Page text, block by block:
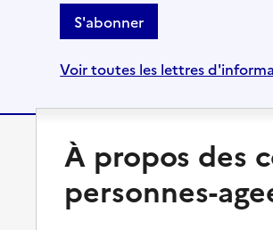
S'abonner
Voir toutes les lettres
Préserver son autonomie
Perte d'autonomie : évaluation
Vivre
À propos des
personnes-